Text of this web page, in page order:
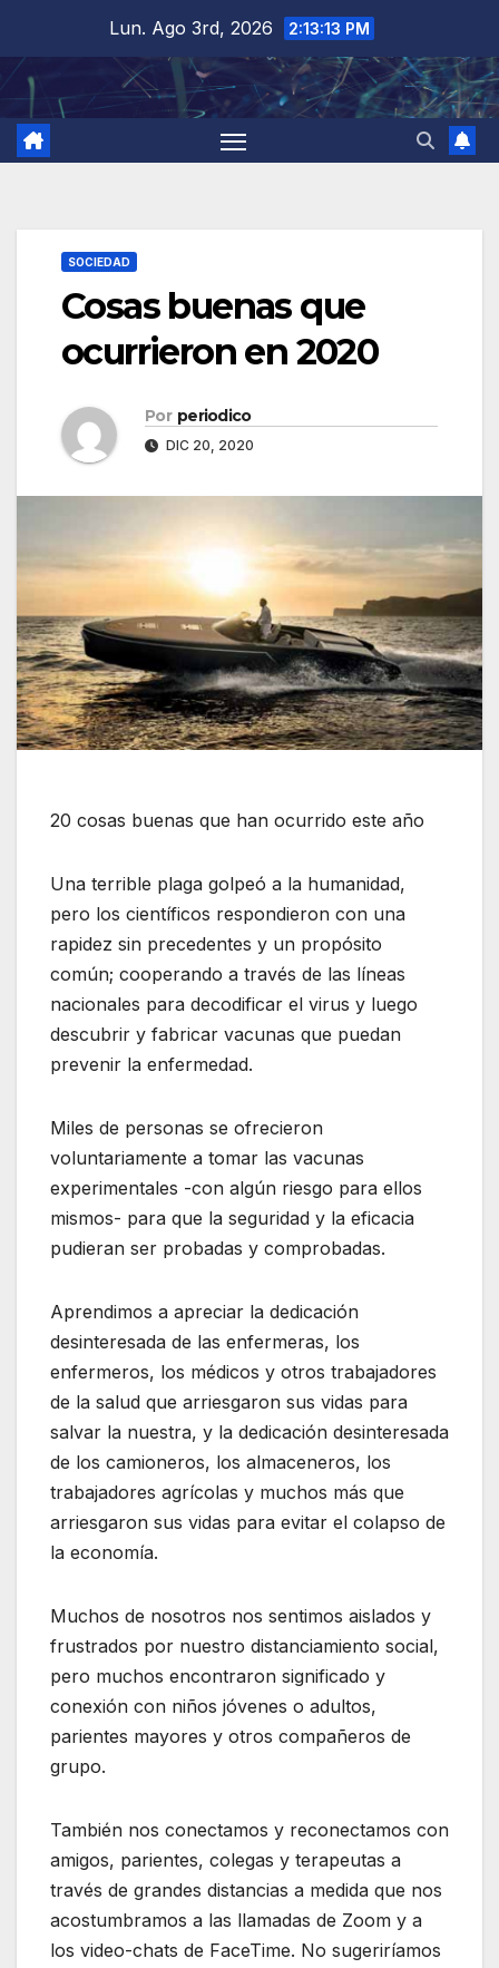
contenido
Lun. Ago 3rd, 2026 2:13:14 PM
SOCIEDAD
Cosas buenas que
ocurrieron en 2020
Por periodico
DIC 20, 2020
20 cosas buenas que han ocurrido este año
Una terrible plaga golpeó a la humanidad,
pero los científicos respondieron con una
rapidez sin precedentes y un propósito
común; cooperando a través de las líneas
nacionales para decodificar el virus y luego
descubrir y fabricar vacunas que puedan
prevenir la enfermedad.
Miles de personas se ofrecieron
voluntariamente a tomar las vacunas
experimentales -con algún riesgo para ellos
mismos- para que la seguridad y la eficacia
pudieran ser probadas y comprobadas.
Aprendimos a apreciar la dedicación
desinteresada de las enfermeras, los
enfermeros, los médicos y otros trabajadores
de la salud que arriesgaron sus vidas para
salvar la nuestra, y la dedicación desinteresada
de los camioneros, los almaceneros, los
trabajadores agrícolas y muchos más que
arriesgaron sus vidas para evitar el colapso de
la economía.
Muchos de nosotros nos sentimos aislados y
frustrados por nuestro distanciamiento social,
pero muchos encontraron significado y
conexión con niños jóvenes o adultos,
parientes mayores y otros compañeros de
grupo.
También nos conectamos y reconectamos con
amigos, parientes, colegas y terapeutas a
través de grandes distancias a medida que nos
acostumbramos a las llamadas de Zoom y a
los video-chats de FaceTime. No sugeriríamos